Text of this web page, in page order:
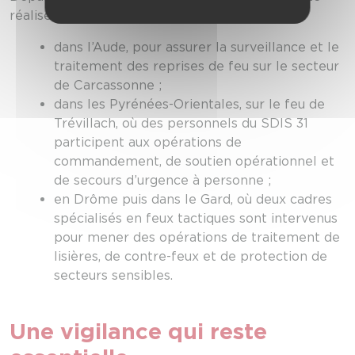
réalisés :
dans l’Aude, pour assurer la surveillance et le
traitement des reprises de feu sur le secteur
de Carcassonne ;
dans les Pyrénées-Orientales, sur le feu de
Trévillach, où des personnels du SDIS 31
participent aux opérations de
commandement, de soutien opérationnel et
de secours d’urgence à personne ;
en Drôme puis dans le Gard, où deux cadres
spécialisés en feux tactiques sont intervenus
pour mener des opérations de traitement de
lisières, de contre-feux et de protection de
secteurs sensibles.
Une vigilance qui reste